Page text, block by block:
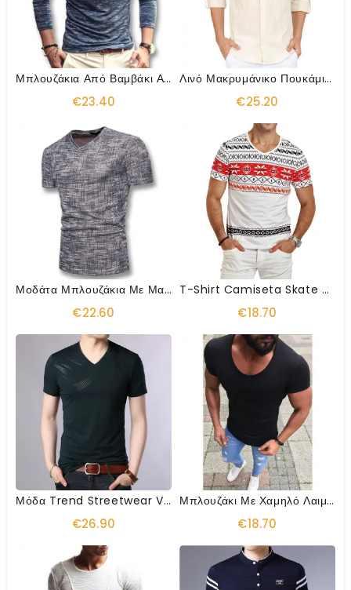
Μπλουζάκια Από Βαμβάκι Από Μπαμπού
€23.40
Λινό Μακρυμάνικο Πουκάμισο Με Κουμπί
€25.20
Μοδάτα Μπλουζάκια Με Μανίκια
€22.60
T-Shirt Camiseta Skate Moleton
€18.70
Μόδα Trend Streetwear V Neck Tshirt
€26.90
Μπλουζάκι Με Χαμηλό Λαιμό Skinny Fitness
€18.70